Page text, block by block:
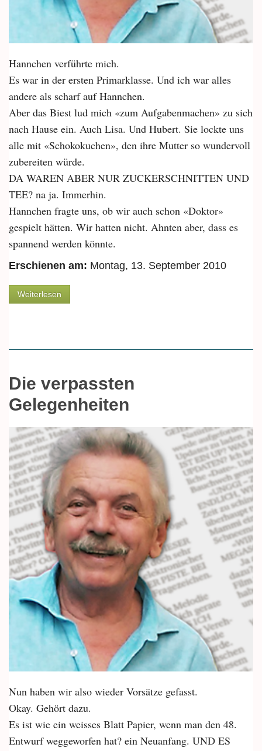
Hannchen verführte mich.
Es war in der ersten Primarklasse. Und ich war alles
andere als scharf auf Hannchen.
Aber das Biest lud mich «zum Aufgabenmachen» zu sich
nach Hause ein. Auch Lisa. Und Hubert. Sie lockte uns
alle mit «Schokokuchen», den ihre Mutter so wundervoll
zubereiten würde.
DA WAREN ABER NUR ZUCKERSCHNITTEN UND
TEE? na ja. Immerhin.
Hannchen fragte uns, ob wir auch schon «Doktor»
gespielt hätten. Wir hatten nicht. Ahnten aber, dass es
spannend werden könnte.
Erschienen am: Montag, 13. September 2010
Weiterlesen
Die verpassten
Gelegenheiten
Nun haben wir also wieder Vorsätze gefasst.
Okay. Gehört dazu.
Es ist wie ein weisses Blatt Papier, wenn man den 48.
Entwurf weggeworfen hat? ein Neuanfang. UND ES